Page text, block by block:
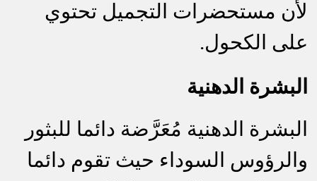
لأن مستحضرات التجميل تحتوي
على الكحول.
البشرة الدهنية
البشرة الدهنية مُعَرَّضة دائما للبثور
والرؤوس السوداء حيث تقوم دائما